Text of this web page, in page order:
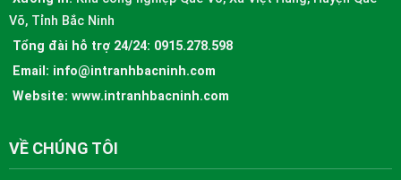
Võ, Tỉnh Bắc Ninh
Tổng đài hỗ trợ 24/24: 0915.278.598
Email: info@intranhbacninh.com
Website: www.intranhbacninh.com
VỀ CHÚNG TÔI